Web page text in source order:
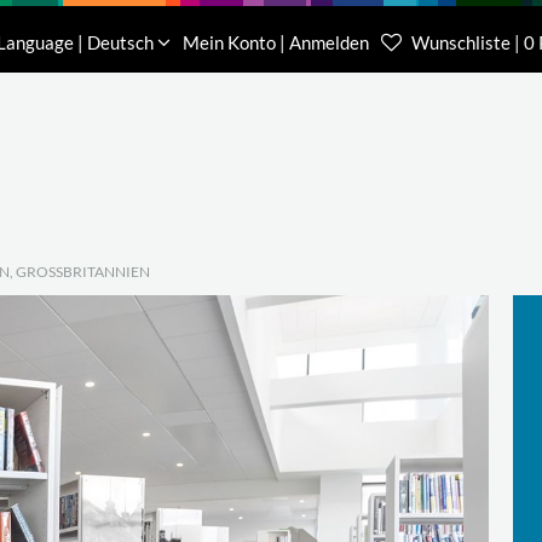
| Deutsch Mein Konto | Anmelden Wunschliste | 0
Kundenberater Projekte
(0) 62 32-31 81-00
Kundenberater
(0) 62 32-31 81-21
GROSSBRITANNIEN